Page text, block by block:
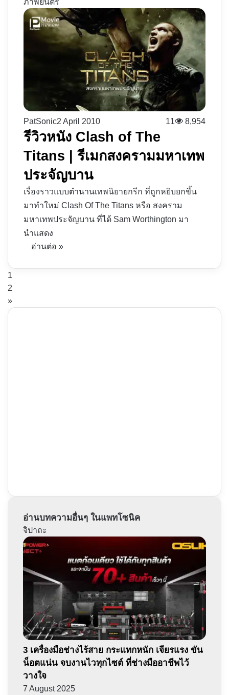
ภาพยนตร์
PatSonic2 April 2010 11 8,954
รีวิวหนัง Clash of The
Titans | รีเมกสงครามมหาเทพ
ประจัญบาน
เรื่องราวแบบตำนานเทพนิยายกรีก ที่ถูกหยิบยกขึ้น
มาทำใหม่ Clash Of The Titans หรือ สงคราม
มหาเทพประจัญบาน ที่ได้ Sam Worthington มา
นำแสดง
อ่านต่อ »
1
2
»
อ่านบทความอื่นๆ ในแพทโซนิค
จิปาถะ
3 เครื่องมือช่างไร้สาย กระแทกหนัก เจียรแรง ขัน
น็อตแน่น จบงานไวทุกไซต์ ที่ช่างมืออาชีพไว้
วางใจ
7 August 2025